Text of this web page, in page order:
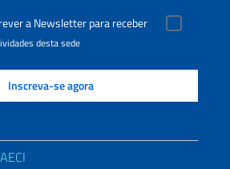
a Newsletter para receber
desta sede